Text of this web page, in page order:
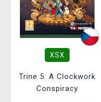
XSX
Trine 5: A Clockwork
Conspiracy